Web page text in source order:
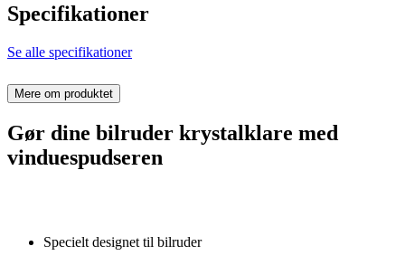
Specifikationer
Se alle specifikationer
Mere om produktet
Gør dine bilruder krystalklare med
vinduespudseren
Specielt designet til bilruder